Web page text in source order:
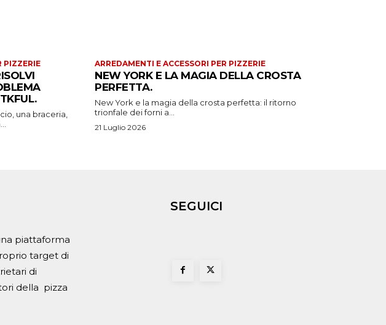
PIZZERIE
una braceria,
ARREDAMENTI E ACCESSORI PER PIZZERIE
NEW YORK E LA MAGIA DELLA CROSTA
PERFETTA.
New York e la magia della crosta perfetta: il ritorno
trionfale dei forni a...
21 Luglio 2026
piattaforma
target di
di
della pizza
SEGUICI